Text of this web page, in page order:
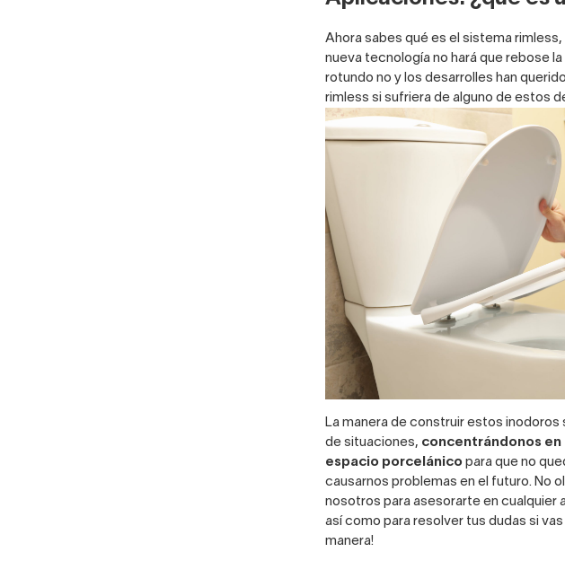
Ahora sabes qué es el sistema
nueva tecnología no hará que rebose
rotundo no y los desarrolles han
rimless si sufriera de alguno de estos
La manera de construir estos
de situaciones, concentrándonos en
espacio porcelánico para que no
causarnos problemas en el futuro. No
nosotros para asesorarte en cualquier
así como para resolver tus dudas si
manera!